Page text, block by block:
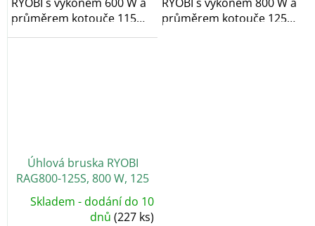
průměrem kotouče 115
mm je perfektním...
průměrem kotouče 125
Úhlová bruska RYOBI
RAG800-125S, 800 W, 125
mm + taška
Skladem - dodání do 10
dnů (227 ks)